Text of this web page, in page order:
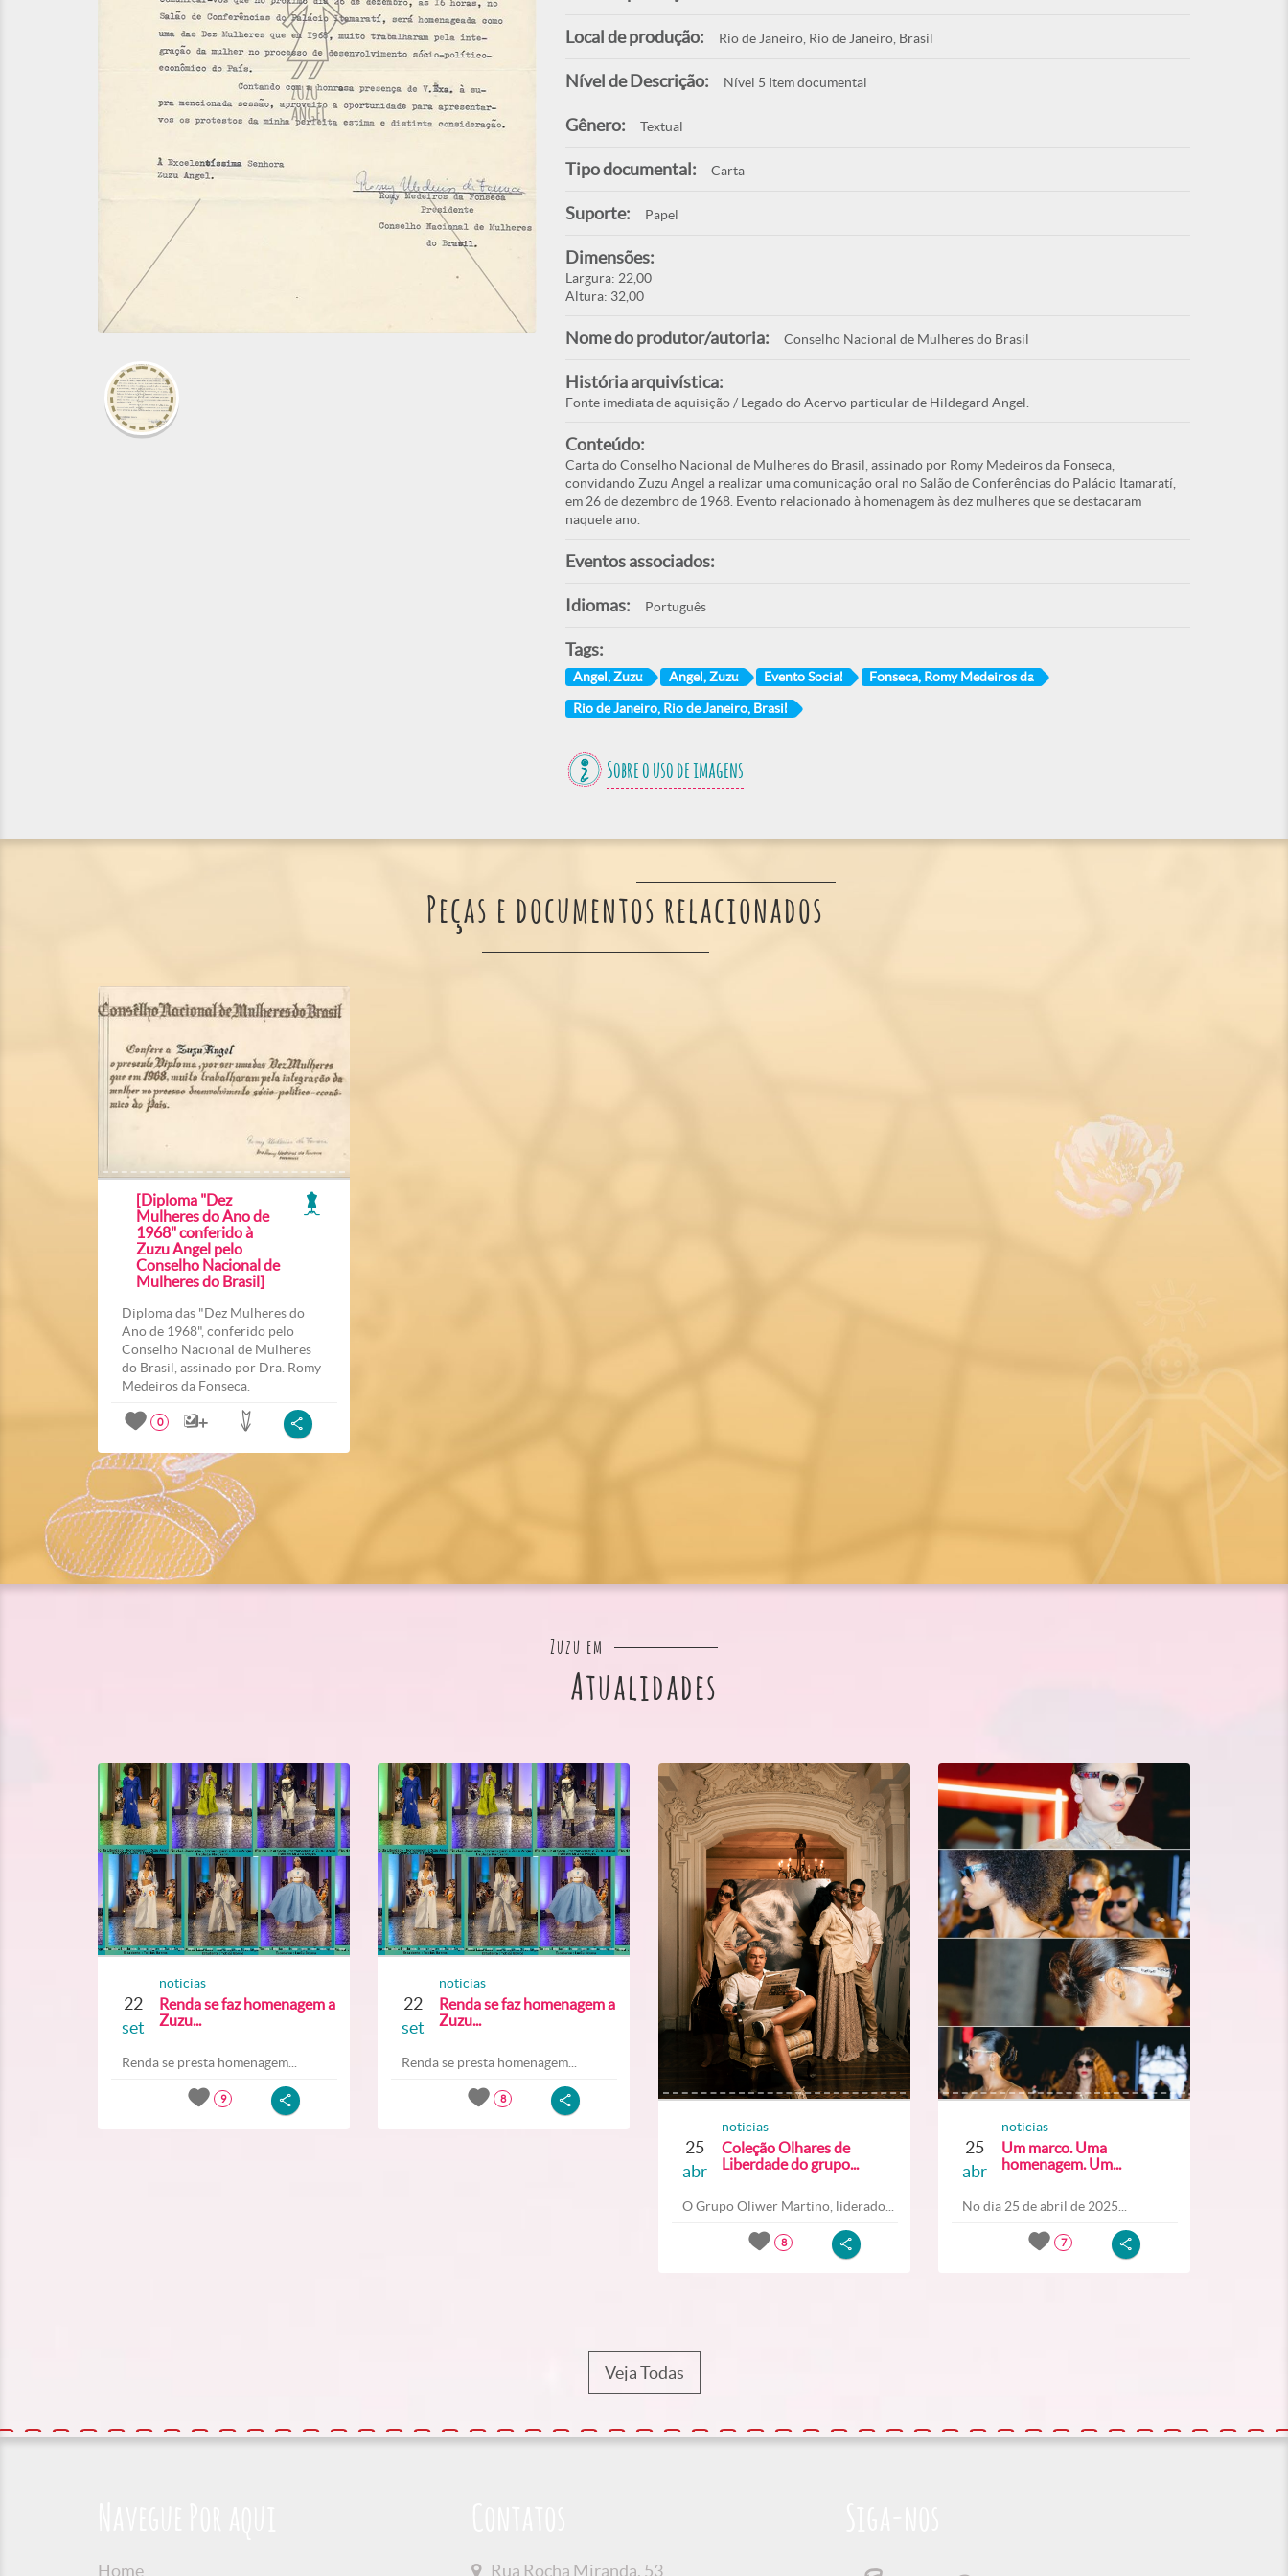
Local de produção: Rio de Janeiro, Rio de Janeiro, Brasil
Nível de Descrição: Nível 5 Item documental
Gênero: Textual
Tipo documental: Carta
Suporte: Papel
Dimensões:
Largura: 22,00
Altura: 32,00
Nome do produtor/autoria: Conselho Nacional de Mulheres do Brasil
História arquivística:
Fonte imediata de aquisição / Legado do Acervo particular de Hildegard Angel.
Conteúdo:
Carta do Conselho Nacional de Mulheres do Brasil, assinado por Romy Medeiros da Fonseca,
convidando Zuzu Angel a realizar uma comunicação oral no Salão de Conferências do Palácio Itamaratí,
em 26 de dezembro de 1968. Evento relacionado à homenagem às dez mulheres que se destacaram
naquele ano.
Eventos associados:
Idiomas: Português
Tags:
Angel, Zuzu Angel, Zuzu Evento Social Fonseca, Romy Medeiros da
Rio de Janeiro, Rio de Janeiro, Brasil
Sobre o uso de imagens
Peças e documentos relacionados
[Diploma "Dez
Mulheres do Ano de
1968" conferido à
Zuzu Angel pelo
Conselho Nacional de
Mulheres do Brasil]
Diploma das "Dez Mulheres do
Ano de 1968", conferido pelo
Conselho Nacional de Mulheres
do Brasil, assinado por Dra. Romy
Medeiros da Fonseca.
0
Zuzu em
Atualidades
22
set
noticias
Renda se faz homenagem a
Zuzu...
Renda se presta homenagem...
9
22
set
noticias
Renda se faz homenagem a
Zuzu...
Renda se presta homenagem...
8
25
abr
noticias
Coleção Olhares de
Liberdade do grupo...
O Grupo Oliwer Martino, liderado...
8
25
abr
noticias
Um marco. Uma
homenagem. Um...
No dia 25 de abril de 2025...
7
Veja Todas
Home Rua Rocha Miranda, 53